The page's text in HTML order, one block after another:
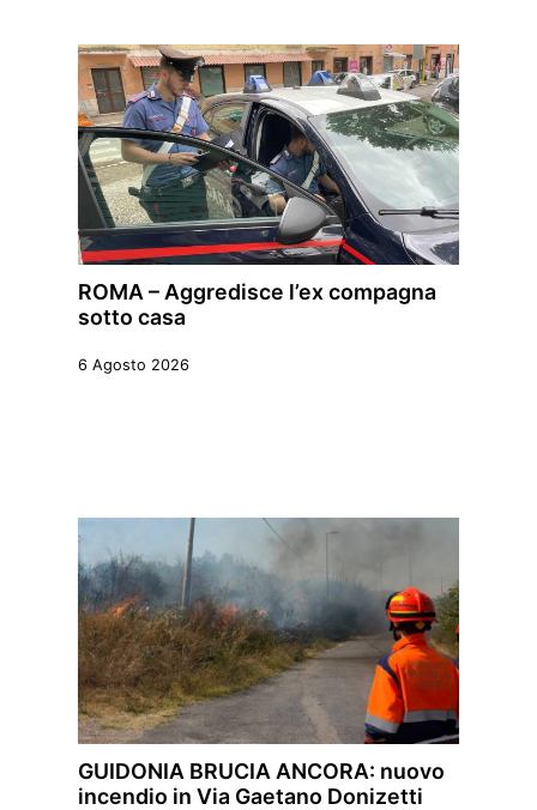
ROMA – Aggredisce l’ex compagna
sotto casa
6 Agosto 2026
GUIDONIA BRUCIA ANCORA: nuovo
incendio in Via Gaetano Donizetti